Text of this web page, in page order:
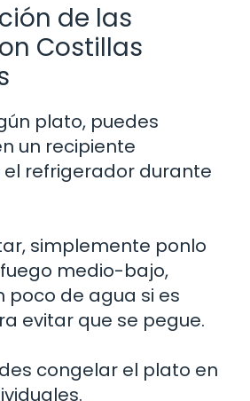
de las
Costillas
plato, puedes
un recipiente
refrigerador durante
simplemente ponlo
medio-bajo,
poco de agua si es
evitar que se pegue.
congelar el plato en